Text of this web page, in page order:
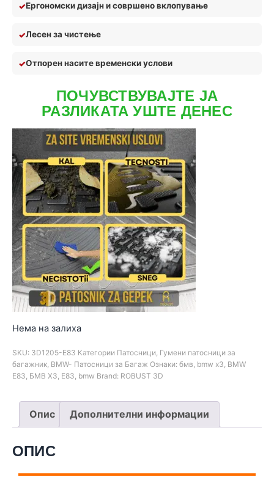
Ергономски дизајн и совршено вклопување
Лесен за чистење
Отпорен насите временски услови
ПОЧУВСТВУВАЈТЕ ЈА
РАЗЛИКАТА УШТЕ ДЕНЕС
Нема на залиха
SKU: 3D1205-E83 Категории Патосници, Гумени патосници за
багажник, BMW- Патосници за Багаж Ознаки: бмв, bmw x3, BMW
E83, БМВ Х3, E83, bmw Brand: ROBUST 3D
Опис Дополнителни информации
ОПИС